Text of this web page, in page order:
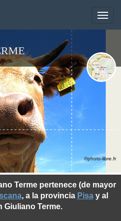
Toggle
Terme pertenece (de mayor
, a la provincia Pisay al
Giuliano Terme.
©photo-libre.fr
Toggle